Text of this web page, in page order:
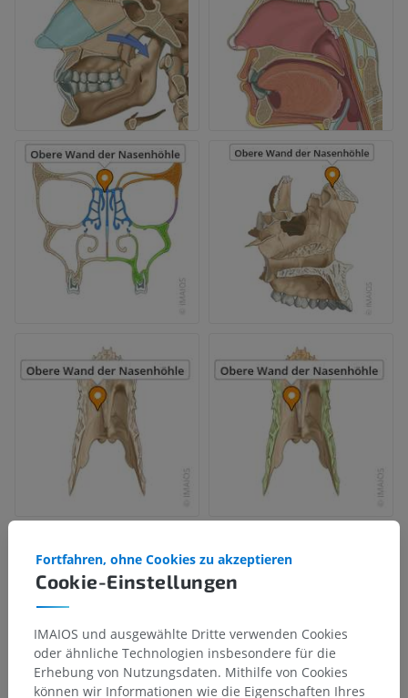
Cookie-Einstellungen
Fortfahren, ohne Cookies zu akzeptieren
IMAIOS und ausgewählte Dritte verwenden Cookies
oder ähnliche Technologien insbesondere für die
Erhebung von Nutzungsdaten. Mithilfe von Cookies
können wir Informationen wie die Eigenschaften Ihres